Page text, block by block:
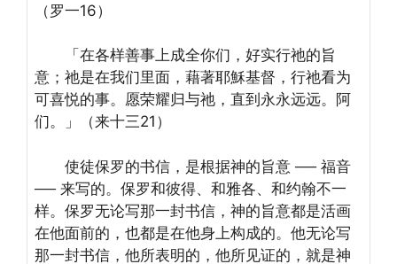
（罗一16）
「在各样善事上成全你们，好实行祂的旨
意；祂是在我们里面，藉著耶穌基督，行祂看为
可喜悦的事。愿荣耀归与祂，直到永永远远。阿
们。」（来十三21）
使徒保罗的书信，是根据神的旨意 ── 福音
── 来写的。保罗和彼得、和雅各、和约翰不一
样。保罗无论写那一封书信，神的旨意都是活画
在他面前的，也都是在他身上构成的。他无论写
那一封书信，他所表明的，他所见证的，就是神